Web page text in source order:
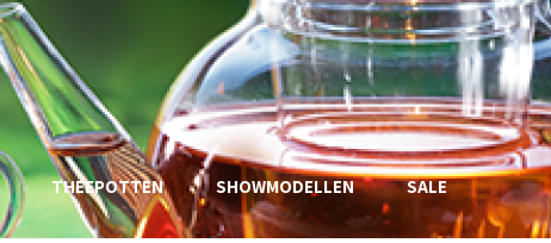
THEEPOTTEN SHOWMODELLEN SALE